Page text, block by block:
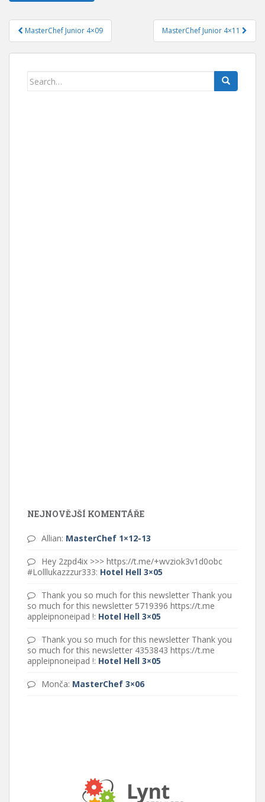
Navigace pro příspěvek
MasterChef Junior 4×09 MasterChef Junior 4×11
Search for:
NEJNOVĚJŠÍ KOMENTÁŘE
Allian: MasterChef 1×12-13
Hey 2zpd4ix >>> https://t.me/+wvziok3v1d0obc
#Lolllukazzzur333: Hotel Hell 3×05
Thank you so much for this newsletter Thank you
so much for this newsletter 5719396 https://t.me
appleipnoneipad !: Hotel Hell 3×05
Thank you so much for this newsletter Thank you
so much for this newsletter 4353843 https://t.me
appleipnoneipad !: Hotel Hell 3×05
Monča: MasterChef 3×06